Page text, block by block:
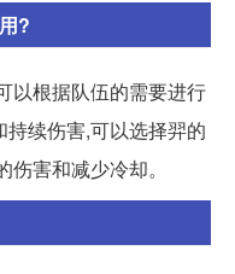
?
以根据队伍的需要进行
续伤害,可以选择羿的
害和减少冷却。